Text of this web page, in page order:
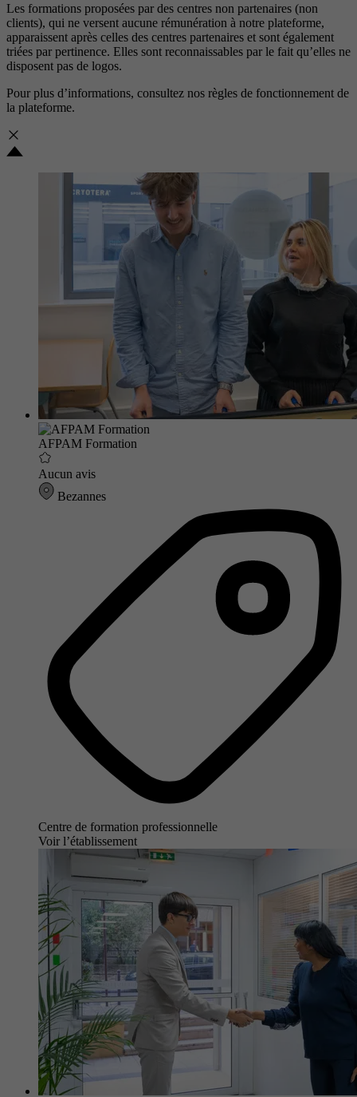
Les formations proposées par des centres non partenaires (non
clients), qui ne versent aucune rémunération à notre plateforme,
apparaissent après celles des centres partenaires et sont également
triées par pertinence. Elles sont reconnaissables par le fait qu’elles ne
disposent pas de logos.
Pour plus d’informations, consultez nos règles de fonctionnement de
la plateforme.
AFPAM Formation
Aucun avis
Bezannes
Centre de formation professionnelle
Voir l’établissement